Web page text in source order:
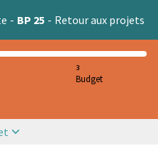
- BP 25 - Retour aux projets
3
Budget